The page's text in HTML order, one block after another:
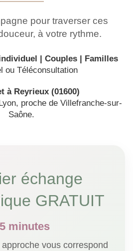
pour traverser ces
à votre rythme.
| Couples | Familles
ou Téléconsultation
à Reyrieux (01600)
proche de Villefranche-sur-
Saône.
échange
GRATUIT
minutes
vous correspond